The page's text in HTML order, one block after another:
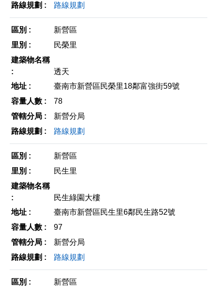
路線規劃
新營區
民榮里
透天
臺南市新營區民榮里18鄰富強街59號
78
新營分局
路線規劃
新營區
民生里
民生綠園大樓
臺南市新營區民生里6鄰民生路52號
97
新營分局
路線規劃
新營區